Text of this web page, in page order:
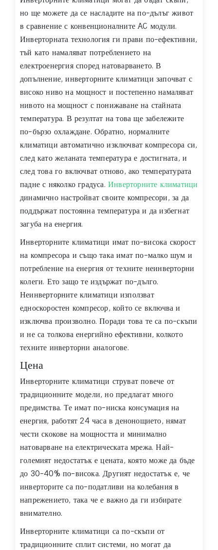
но ще можете да се насладите на по-дълъг живот
в сравнение с конвенционалните AC модули.
Инверторната технология ги прави по-ефективни,
тъй като намаляват потреблението на
електроенергия според натоварването. В
допълнение, инверторните климатици започват с
високо ниво на мощност и постепенно намаляват
нивото на мощност с понижаване на стайната
температура. В резултат на това ще забележите
по-бързо охлаждане. Обратно, нормалните
климатици автоматично изключват компресора си,
след като желаната температура е достигната, и
след това го включват отново, ако температурата
падне с няколко градуса. Инверторните климатици
динамично настройват своите компресори, за да
поддържат постоянна температура и да избегнат
загуба на енергия.
Инверторните климатици имат по-висока скорост
на компресора и също така имат по-малко шум и
потребление на енергия от техните неинверторни
колеги. Ето защо те издържат по-дълго.
Неинверторните климатици използват
едноскоростен компресор, който се включва и
изключва произволно. Поради това те са по-скъпи
и не са толкова енергийно ефективни, колкото
техните инверторни аналогове.
Цена
Инверторните климатици струват повече от
традиционните модели, но предлагат много
предимства. Те имат по-ниска консумация на
енергия, работят 24 часа в денонощието, нямат
чести скокове на мощността и минимално
натоварване на електрическата мрежа. Най-
големият недостатък е цената, която може да бъде
до 30-40% по-висока. Другият недостатък е, че
инверторите са по-податливи на колебания в
напрежението, така че е важно да ги избирате
внимателно.
Инверторните климатици са по-скъпи от
традиционните сплит системи, но могат да